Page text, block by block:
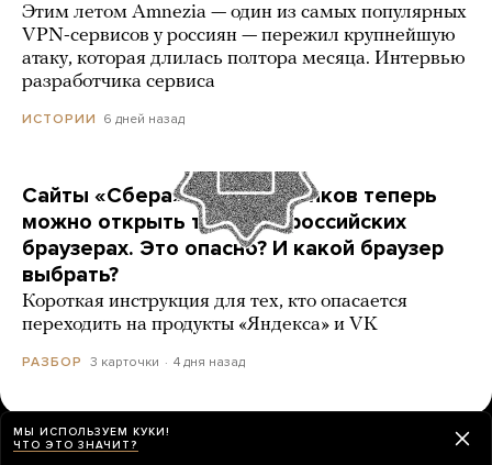
Этим летом Amnezia — один из самых популярных
VPN-сервисов у россиян — пережил крупнейшую
атаку, которая длилась полтора месяца. Интервью
разработчика сервиса
ИСТОРИИ 6 дней назад
Сайты «Сбера» и других банков теперь
можно открыть только в российских
браузерах. Это опасно? И какой браузер
выбрать?
Короткая инструкция для тех, кто опасается
переходить на продукты «Яндекса» и VK
РАЗБОР 3 карточки 4 дня назад
МЫ ИСПОЛЬЗУЕМ КУКИ!
ЧТО ЭТО ЗНАЧИТ?